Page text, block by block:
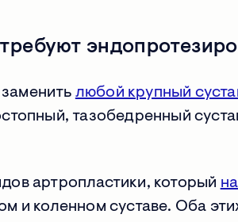
любой крупный
тазобедренный
артропластики, который
и коленном суставе. Оба